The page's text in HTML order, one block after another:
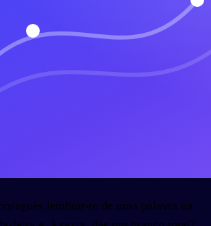
lembrar-te de uma palavra na